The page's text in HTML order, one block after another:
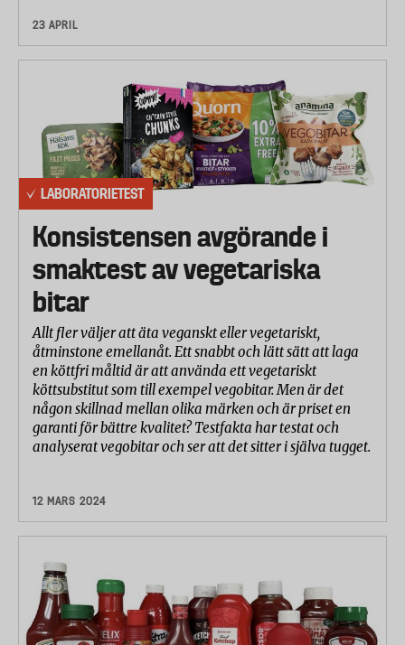
23 APRIL
LABORATORIETEST
Konsistensen avgörande i
smaktest av vegetariska
bitar
Allt fler väljer att äta veganskt eller vegetariskt,
åtminstone emellanåt. Ett snabbt och lätt sätt att laga
en köttfri måltid är att använda ett vegetariskt
köttsubstitut som till exempel vegobitar. Men är det
någon skillnad mellan olika märken och är priset en
garanti för bättre kvalitet? Testfakta har testat och
analyserat vegobitar och ser att det sitter i själva tugget.
12 MARS 2024